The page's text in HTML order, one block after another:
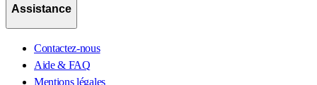
Assistance
Contactez-nous
Aide & FAQ
Mentions légales